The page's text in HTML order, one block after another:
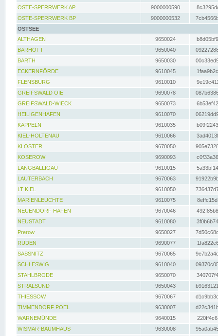
OSTE-SPERRWERK AP
9000000590
OSTE-SPERRWERK BP
9000000532
OSTSEE
ALTHAGEN
9650024
BARHÖFT
9650040
BARTH
9650030
ECKERNFÖRDE
9610045
FLENSBURG
9610010
GREIFSWALD OIE
9690078
GREIFSWALD-WIECK
9650073
HEILIGENHAFEN
9610070
KAPPELN
9610035
KIEL-HOLTENAU
9610066
KLOSTER
9670050
KOSEROW
9690093
LANGBALLIGAU
9610015
LAUTERBACH
9670063
LT KIEL
9610050
MARIENLEUCHTE
9610075
NEUENDORF HAFEN
9670046
NEUSTADT
9610080
Prerow
9650027
RUDEN
9690077
SASSNITZ
9670065
SCHLESWIG
9610040
STAHLBRODE
9650070
STRALSUND
9650043
THIESSOW
9670067
TIMMENDORF POEL
9630007
WARNEMÜNDE
9640015
WISMAR-BAUMHAUS
9630008